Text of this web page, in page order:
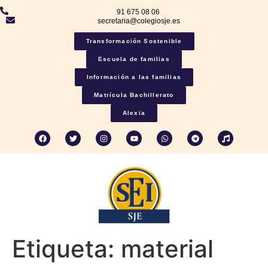
91 675 08 06
secretaria@colegiosje.es
Transformación Sostenible
Escuela de familias
Información a las familias
Matrícula Bachillerato
Alexia
Etiqueta: material